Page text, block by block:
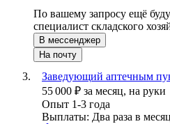
По вашему запросу ещё
специалист складского
В мессенджер
На почту
Заведующий аптечным
55 000 ₽ за месяц, на руки
Опыт 1-3 года
Выплаты: Два раза в месяц